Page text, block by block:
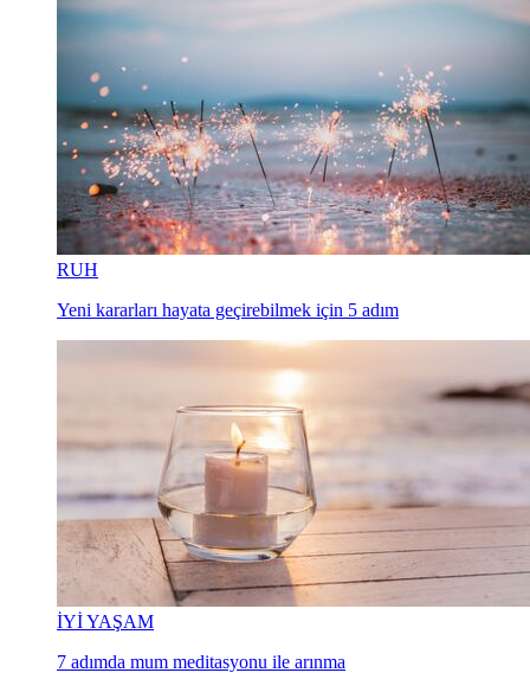
RUH
Yeni kararları hayata geçirebilmek için 5 adım
İYİ YAŞAM
7 adımda mum meditasyonu ile arınma